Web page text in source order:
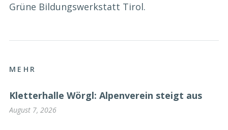
Grüne Bildungswerkstatt Tirol.
MEHR
Kletterhalle Wörgl: Alpenverein steigt aus
August 7, 2026